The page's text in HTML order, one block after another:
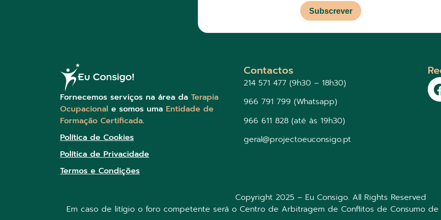
Subscrever
Fornecemos serviços na área da Terapia
Ocupacional e somos uma Entidade de
Formação Certificada.
Política de Cookies
Política de Privacidade
Termos e Condições
Contactos
214 571 477 (9h30 – 18h30)
966 791 799 (Whatsapp)
966 611 828 (até às 19h30)
geral@projectoeuconsigo.pt
Copyright 2025 – Eu Consigo. All Rights Reserved
Em caso de litígio o foro competente será o Centro de Arbitragem de Conflitos de Consumo